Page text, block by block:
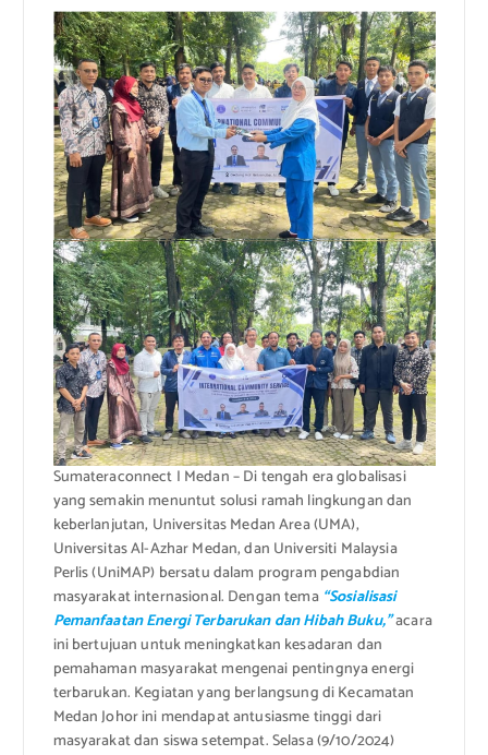
Sumateraconnect I Medan – Di tengah era globalisasi
yang semakin menuntut solusi ramah lingkungan dan
keberlanjutan, Universitas Medan Area (UMA),
Universitas Al-Azhar Medan, dan Universiti Malaysia
Perlis (UniMAP) bersatu dalam program pengabdian
masyarakat internasional. Dengan tema“Sosialisasi
Pemanfaatan Energi Terbarukan dan Hibah Buku,”acara
ini bertujuan untuk meningkatkan kesadaran dan
pemahaman masyarakat mengenai pentingnya energi
terbarukan. Kegiatan yang berlangsung di Kecamatan
Medan Johor ini mendapat antusiasme tinggi dari
masyarakat dan siswa setempat. Selasa (9/10/2024)